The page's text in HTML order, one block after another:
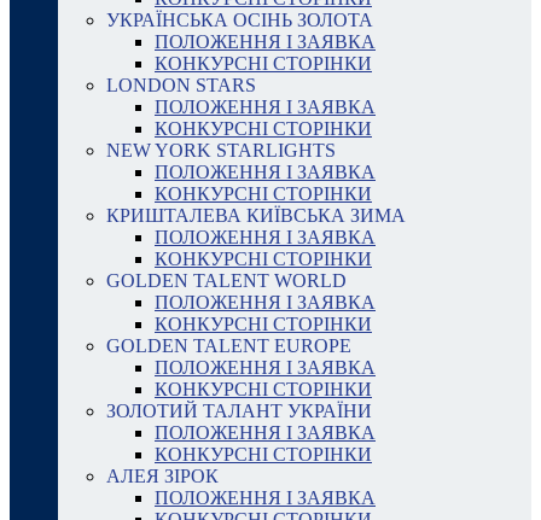
УКРАЇНСЬКА ОСІНЬ ЗОЛОТА
ПОЛОЖЕННЯ І ЗАЯВКА
КОНКУРСНІ СТОРІНКИ
LONDON STARS
ПОЛОЖЕННЯ І ЗАЯВКА
КОНКУРСНІ СТОРІНКИ
NEW YORK STARLIGHTS
ПОЛОЖЕННЯ І ЗАЯВКА
КОНКУРСНІ СТОРІНКИ
КРИШТАЛЕВА КИЇВСЬКА ЗИМА
ПОЛОЖЕННЯ І ЗАЯВКА
КОНКУРСНІ СТОРІНКИ
GOLDEN TALENT WORLD
ПОЛОЖЕННЯ І ЗАЯВКА
КОНКУРСНІ СТОРІНКИ
GOLDEN TALENT EUROPE
ПОЛОЖЕННЯ І ЗАЯВКА
КОНКУРСНІ СТОРІНКИ
ЗОЛОТИЙ ТАЛАНТ УКРАЇНИ
ПОЛОЖЕННЯ І ЗАЯВКА
КОНКУРСНІ СТОРІНКИ
АЛЕЯ ЗІРОК
ПОЛОЖЕННЯ І ЗАЯВКА